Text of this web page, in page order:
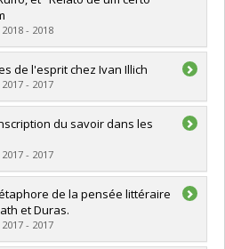
Papyrus
- 2018
Daniel
Papyrus
de l'esprit chez Ivan Illich
- 2017
Papyrus
du savoir dans les
- 2017
Papyrus
de la pensée littéraire
et Duras.
- 2017